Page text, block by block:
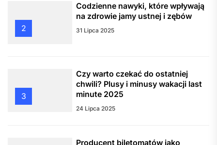
2
Codzienne nawyki, które wpływają
na zdrowie jamy ustnej i zębów
31 Lipca 2025
3
Czy warto czekać do ostatniej
chwili? Plusy i minusy wakacji last
minute 2025
24 Lipca 2025
Producent biletomatów jako